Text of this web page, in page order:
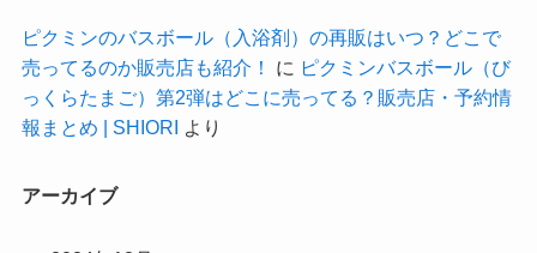
ピクミンのバスボール（入浴剤）の再販はいつ？どこで
売ってるのか販売店も紹介！
に ピクミンバスボール（び
っくらたまご）第2弾はどこに売ってる？販売店・予約情
報まとめ | SHIORI より
アーカイブ